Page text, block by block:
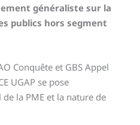
généraliste sur la
publics hors segment
Conquête et GBS Appel
UGAP se pose
la PME et la nature de